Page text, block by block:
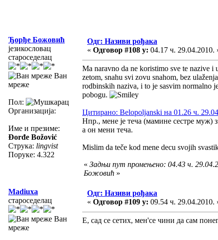
Ђорђе Божовић
језикословац
староседелац
Ван
мреже
Пол:
Организација:
Име и презиме:
Đorđe Božović
Струка: lingvist
Поруке: 4.322
Одг: Називи рођака
« Одговор #108 у: 04.17 ч. 29.04.2010.
Ma naravno da ne koristimo sve te nazive
zetom, snahu svi zovu snahom, bez
rodbinskih naziva, i to je sasvim normalno
pobogu.
Цитирано: Belopoljanski на 01.26 ч.
Нпр., мене је теча (мамине сестре муж)
а он мени теча.
Mislim da teče kod mene decu svojih
« Задњи пут промењено: 04.43 ч.
Божовић »
Madiuxa
староседелац
Ван
мреже
Одг: Називи рођака
« Одговор #109 у: 09.54 ч. 29.04.2010.
Е, сад се сетих, мен'се чини да сам